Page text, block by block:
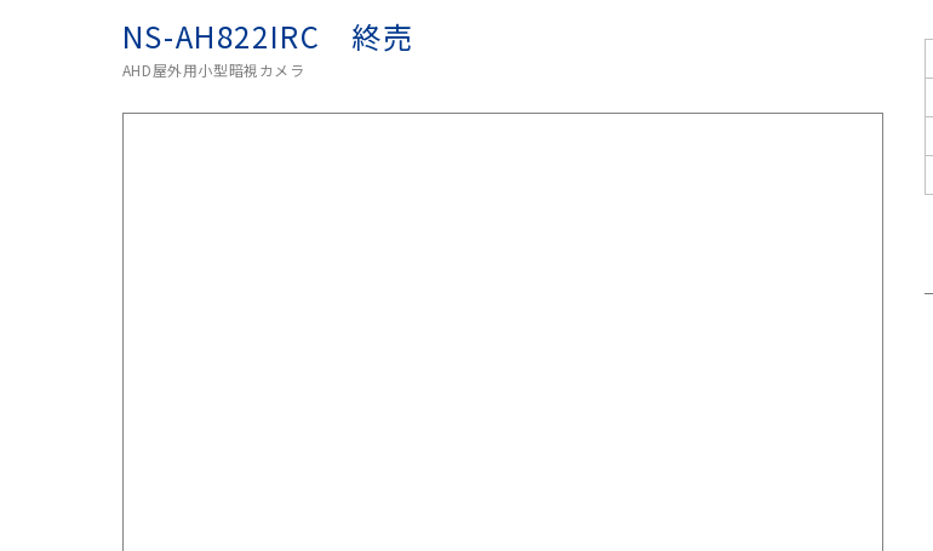
NS-AH822IRC 終売
AHD屋外用小型暗視カメラ